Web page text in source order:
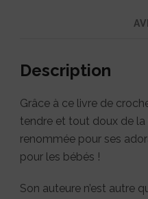
Description
Grâce à ce livre de
tendre et tout doux de
renommée pour ses
pour les bébés !
Son auteure n’est autre